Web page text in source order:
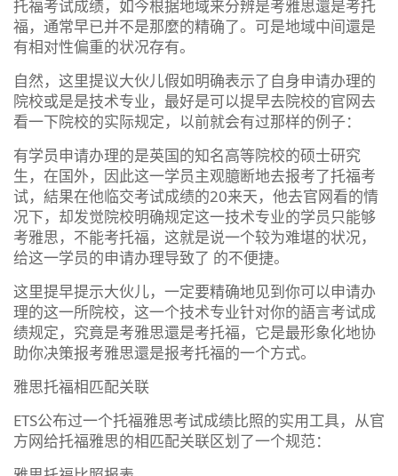
托福考试成绩，如今根据地域来分辨是考雅思還是考托
福，通常早已并不是那麼的精确了。可是地域中间還是
有相对性偏重的状况存有。
自然，这里提议大伙儿假如明确表示了自身申请办理的
院校或是是技术专业，最好是可以提早去院校的官网去
看一下院校的实际规定，以前就会有过那样的例子：
有学员申请办理的是英国的知名高等院校的硕士研究
生，在国外，因此这一学员主观臆断地去报考了托福考
试，結果在他临交考试成绩的20来天，他去官网看的情
况下，却发觉院校明确规定这一技术专业的学员只能够
考雅思，不能考托福，这就是说一个较为难堪的状况，
给这一学员的申请办理导致了 的不便捷。
这里提早提示大伙儿，一定要精确地见到你可以申请办
理的这一所院校，这一个技术专业针对你的語言考试成
绩规定，究竟是考雅思還是考托福，它是最形象化地协
助你决策报考雅思還是报考托福的一个方式。
雅思托福相匹配关联
ETS公布过一个托福雅思考试成绩比照的实用工具，从官
方网给托福雅思的相匹配关联区划了一个规范：